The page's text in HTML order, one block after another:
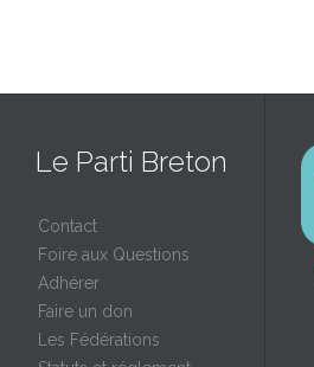
Le Parti Breton
Contact
Foire aux Questions
Adhérer
Faire un don
Les Fédérations